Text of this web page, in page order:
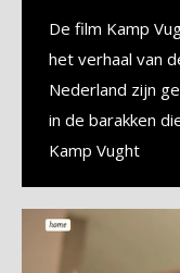
De film Kamp
het verhaal van
Nederland zijn
in de barakken
Kamp Vught